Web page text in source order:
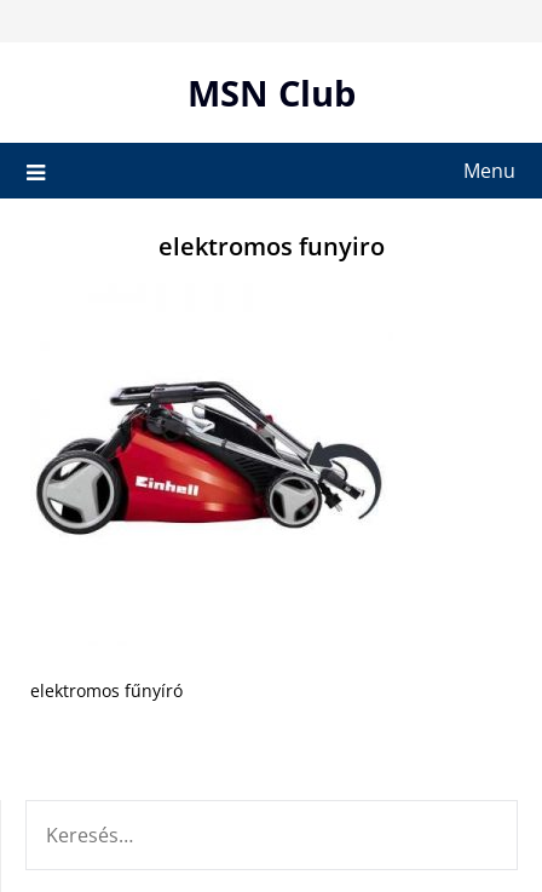
MSN Club
Menu
elektromos funyiro
elektromos fűnyíró